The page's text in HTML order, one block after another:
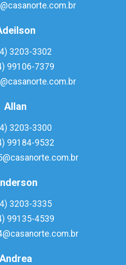
3203-3302
99106-7379
Allan
3203-3300
99184-9532
3203-3335
99135-4539